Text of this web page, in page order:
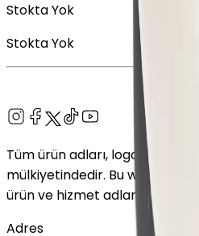
Stokta Yok
Stokta Yok
Tüm ürün adları, logolar ve
mülkiyetindedir. Bu web
ürün ve hizmet adları yalnızca
Adres